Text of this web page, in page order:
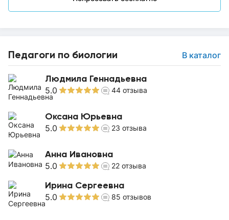
Педагоги по биологии В каталог
Людмила Геннадьевна
5.0 44 отзыва
Оксана Юрьевна
5.0 23 отзыва
Анна Ивановна
5.0 22 отзыва
Ирина Сергеевна
5.0 85 отзывов